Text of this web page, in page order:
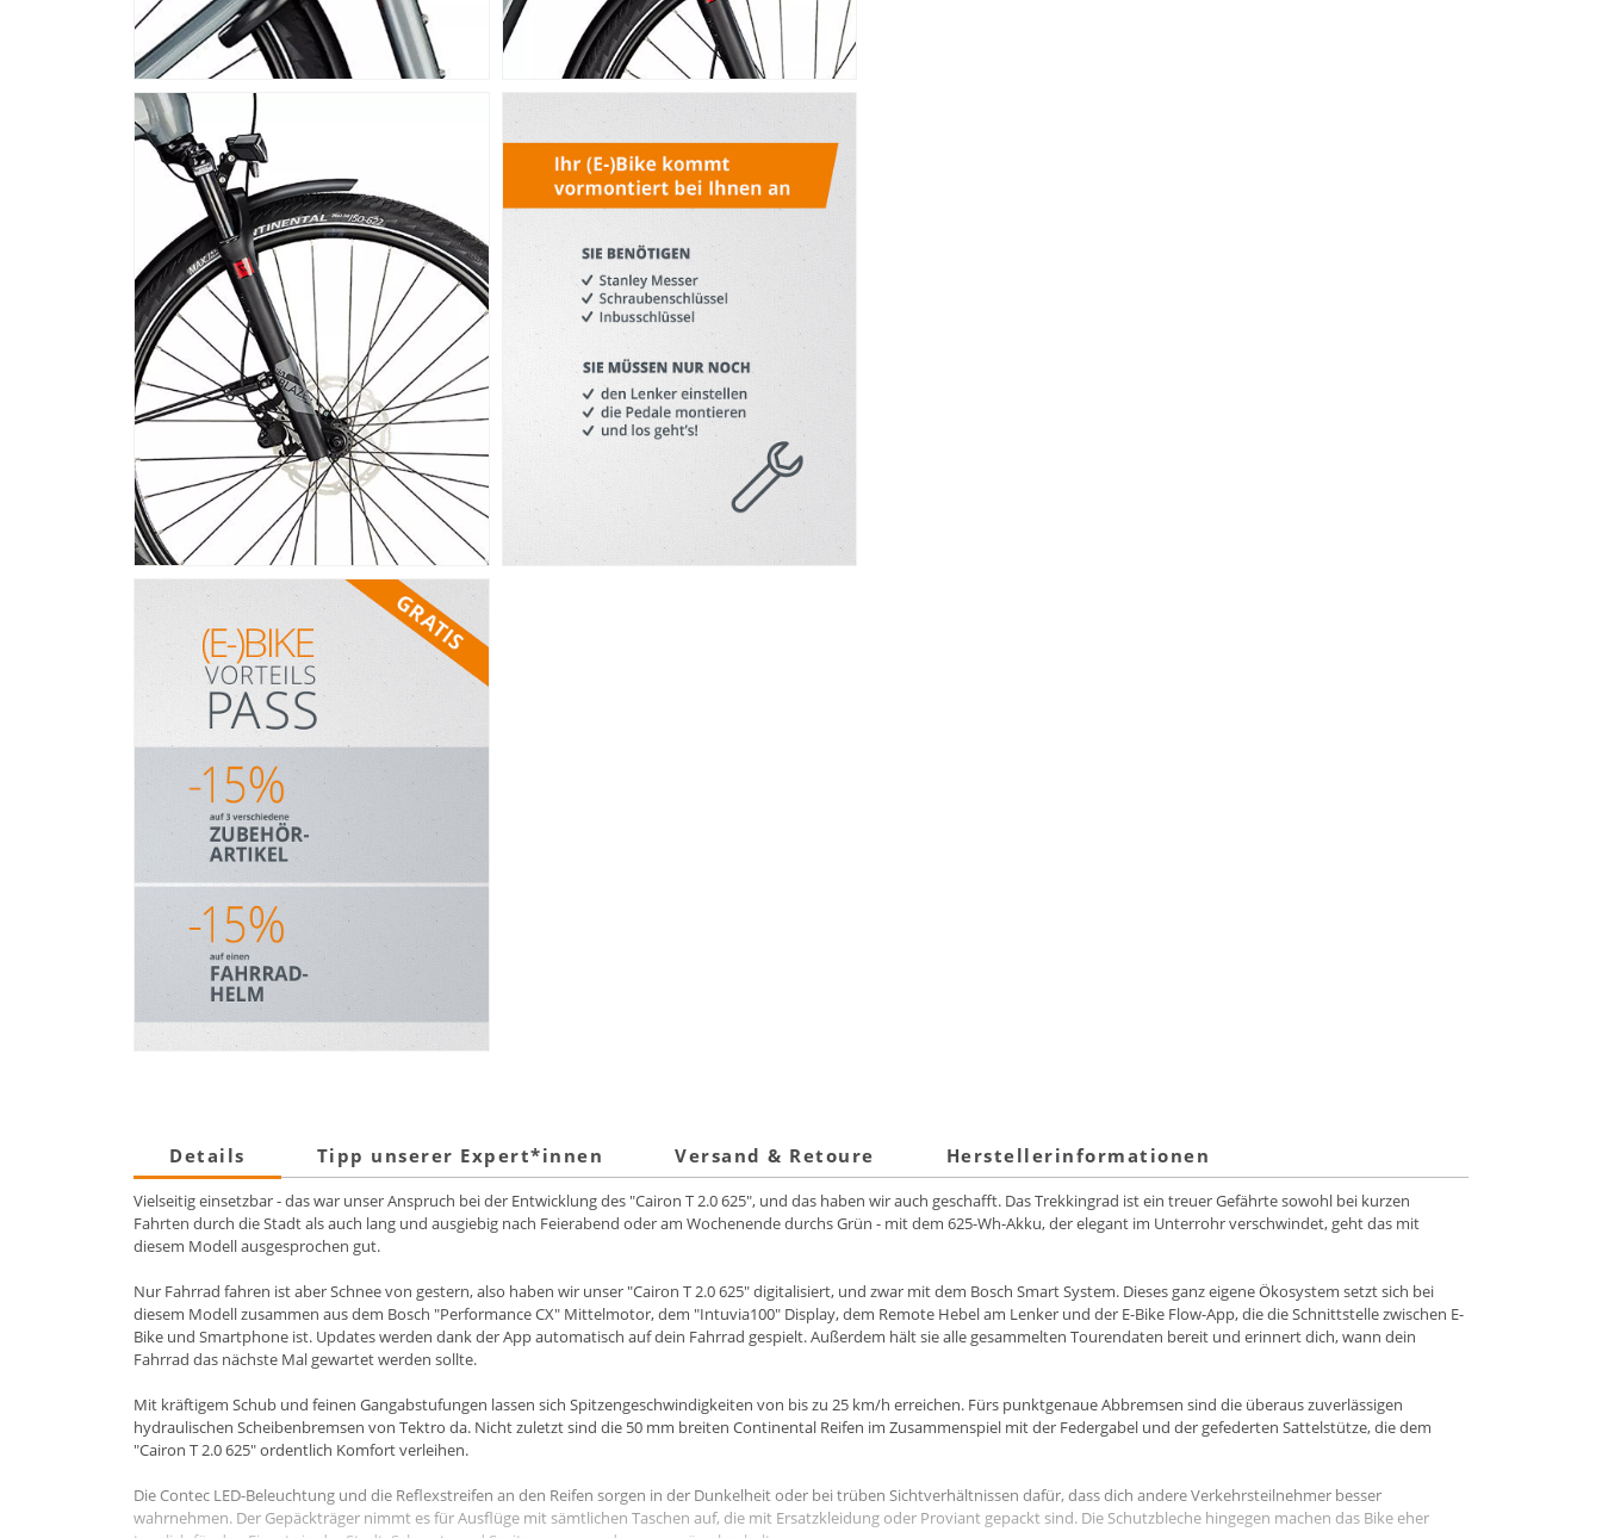
Details Tipp unserer Expert*innen Versand & Retoure Herstellerinformationen
Vielseitig einsetzbar - das war unser Anspruch bei der Entwicklung des "Cairon T 2.0 625", und das haben wir auch geschafft. Das Trekkingrad ist ein treuer Gefährte sowohl bei kurzen
Fahrten durch die Stadt als auch lang und ausgiebig nach Feierabend oder am Wochenende durchs Grün - mit dem 625-Wh-Akku, der elegant im Unterrohr verschwindet, geht das mit
diesem Modell ausgesprochen gut.
Nur Fahrrad fahren ist aber Schnee von gestern, also haben wir unser "Cairon T 2.0 625" digitalisiert, und zwar mit dem Bosch Smart System. Dieses ganz eigene Ökosystem setzt sich bei
diesem Modell zusammen aus dem Bosch "Performance CX" Mittelmotor, dem "Intuvia100" Display, dem Remote Hebel am Lenker und der E-Bike Flow-App, die die Schnittstelle zwischen E-
Bike und Smartphone ist. Updates werden dank der App automatisch auf dein Fahrrad gespielt. Außerdem hält sie alle gesammelten Tourendaten bereit und erinnert dich, wann dein
Fahrrad das nächste Mal gewartet werden sollte.
Mit kräftigem Schub und feinen Gangabstufungen lassen sich Spitzengeschwindigkeiten von bis zu 25 km/h erreichen. Fürs punktgenaue Abbremsen sind die überaus zuverlässigen
hydraulischen Scheibenbremsen von Tektro da. Nicht zuletzt sind die 50 mm breiten Continental Reifen im Zusammenspiel mit der Federgabel und der gefederten Sattelstütze, die dem
"Cairon T 2.0 625" ordentlich Komfort verleihen.
Die Contec LED-Beleuchtung und die Reflexstreifen an den Reifen sorgen in der Dunkelheit oder bei trüben Sichtverhältnissen dafür, dass dich andere Verkehrsteilnehmer besser
wahrnehmen. Der Gepäckträger nimmt es für Ausflüge mit sämtlichen Taschen auf, die mit Ersatzkleidung oder Proviant gepackt sind. Die Schutzbleche hingegen machen das Bike eher